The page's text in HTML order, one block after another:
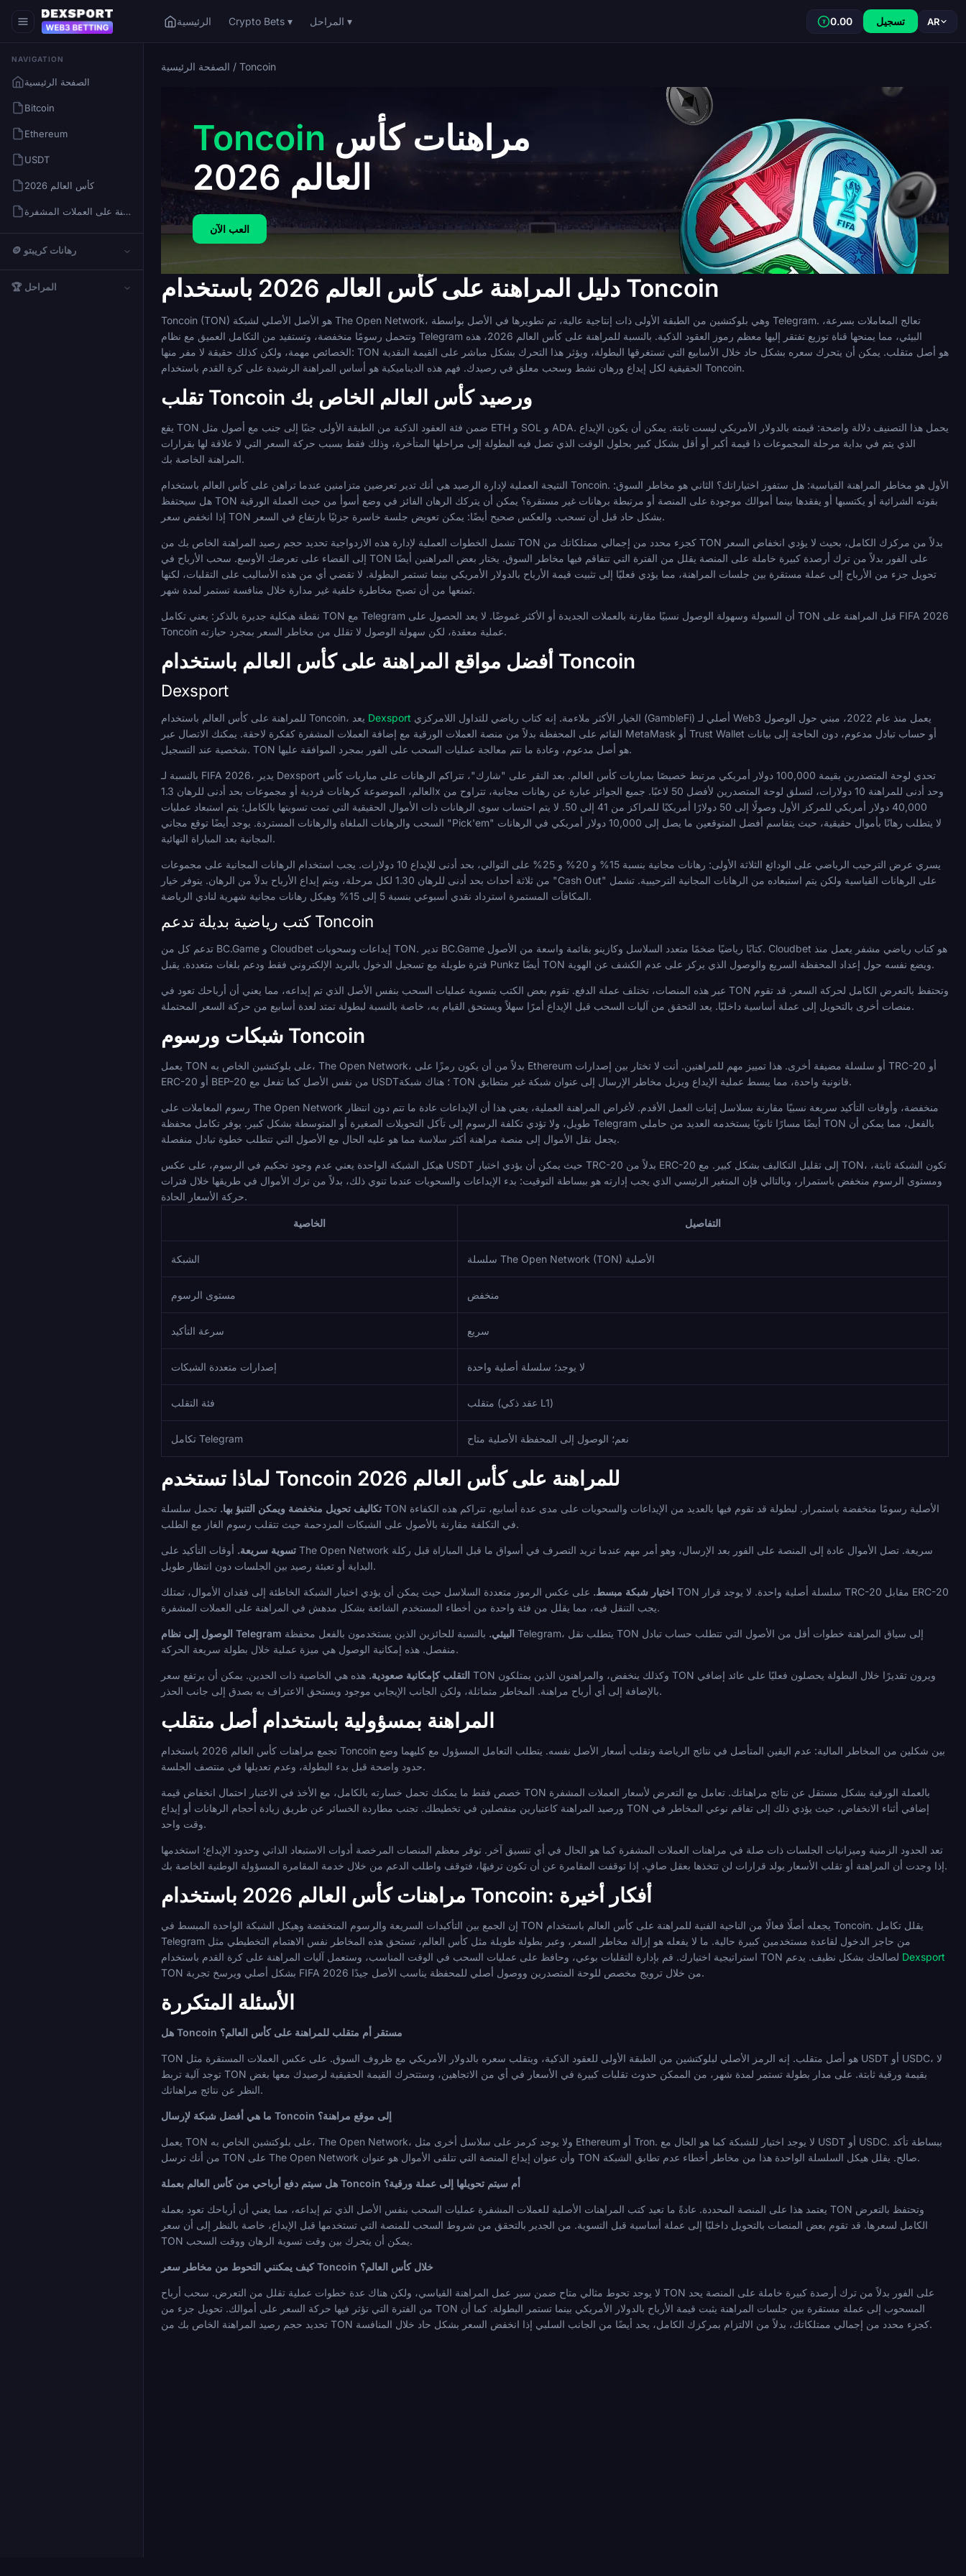
الرئيسية Crypto Bets ▾ المراحل ▾ ₮ 0.00 تسجيل AR
NAVIGATION
الصفحة الرئيسية
Bitcoin
Ethereum
USDT
كأس العالم 2026
كيفية المراهنة على العملات المشفرة
🪙 رهانات كريبتو
🏆 المراحل
الصفحة الرئيسية / Toncoin
Toncoin
العالم 2026
العب الآن
دليل المراهنة على كأس العالم 2026 باستخدام Toncoin
Toncoin (TON) هو الأصل الأصلي لشبكة The Open Network، وهي بلوكتشين من الطبقة الأولى ذات إنتاجية عالية، تم تطويرها في الأصل بواسطة Telegram. تعالج المعاملات بسرعة،
وتتحمل رسومًا منخفضة، وتستفيد من التكامل العميق مع نظام Telegram البيئي، مما يمنحها قناة توزيع تفتقر إليها معظم رموز العقود الذكية. بالنسبة للمراهنة على كأس العالم 2026، هذه
الخصائص مهمة، ولكن كذلك حقيقة لا مفر منها: TON هو أصل متقلب. يمكن أن يتحرك سعره بشكل حاد خلال الأسابيع التي تستغرقها البطولة، ويؤثر هذا التحرك بشكل مباشر على القيمة النقدية
الحقيقية لكل إيداع ورهان نشط وسحب معلق في رصيدك. فهم هذه الديناميكية هو أساس المراهنة الرشيدة على كرة القدم باستخدام Toncoin.
تقلب Toncoin ورصيد كأس العالم الخاص بك
يقع TON ضمن فئة العقود الذكية من الطبقة الأولى جنبًا إلى جنب مع أصول مثل ETH و SOL و ADA. يحمل هذا التصنيف دلالة واضحة: قيمته بالدولار الأمريكي ليست ثابتة. يمكن أن يكون الإيداع
الذي يتم في بداية مرحلة المجموعات ذا قيمة أكبر أو أقل بشكل كبير بحلول الوقت الذي تصل فيه البطولة إلى مراحلها المتأخرة، وذلك فقط بسبب حركة السعر التي لا علاقة لها بقرارات
المراهنة الخاصة بك.
النتيجة العملية لإدارة الرصيد هي أنك تدير تعرضين متزامنين عندما تراهن على كأس العالم باستخدام Toncoin. الأول هو مخاطر المراهنة القياسية: هل ستفوز اختياراتك؟ الثاني هو مخاطر السوق:
هل سيحتفظ TON بقوته الشرائية أو يكتسبها أو يفقدها بينما أموالك موجودة على المنصة أو مرتبطة برهانات غير مستقرة؟ يمكن أن يتركك الرهان الفائز في وضع أسوأ من حيث العملة الورقية
إذا انخفض سعر TON بشكل حاد قبل أن تسحب. والعكس صحيح أيضًا: يمكن تعويض جلسة خاسرة جزئيًا بارتفاع في السعر.
تشمل الخطوات العملية لإدارة هذه الازدواجية تحديد حجم رصيد المراهنة الخاص بك من TON كجزء محدد من إجمالي ممتلكاتك من TON بدلاً من مركزك الكامل، بحيث لا يؤدي انخفاض السعر
إلى القضاء على تعرضك الأوسع. سحب الأرباح في TON على الفور بدلاً من ترك أرصدة كبيرة خاملة على المنصة يقلل من الفترة التي تتفاقم فيها مخاطر السوق. يختار بعض المراهنين أيضًا
تحويل جزء من الأرباح إلى عملة مستقرة بين جلسات المراهنة، مما يؤدي فعليًا إلى تثبيت قيمة الأرباح بالدولار الأمريكي بينما تستمر البطولة. لا تقضي أي من هذه الأساليب على التقلبات، لكنها
تمنعها من أن تصبح مخاطرة خلفية غير مدارة خلال منافسة تستمر لمدة شهر.
نقطة هيكلية جديرة بالذكر: يعني تكامل TON مع Telegram أن السيولة وسهولة الوصول نسبيًا مقارنة بالعملات الجديدة أو الأكثر غموضًا. لا يعد الحصول على TON قبل المراهنة على FIFA 2026
Toncoin عملية معقدة، لكن سهولة الوصول لا تقلل من مخاطر السعر بمجرد حيازته.
أفضل مواقع المراهنة على كأس العالم باستخدام Toncoin
Dexsport
Dexsport
القائم على المحفظة بدلاً من منصة العملات الورقية مع إضافة العملات المشفرة كفكرة لاحقة. يمكنك الاتصال عبر MetaMask أو Trust Wallet أو حساب تبادل مدعوم، دون الحاجة إلى بيانات
شخصية عند التسجيل. TON هو أصل مدعوم، وعادة ما تتم معالجة عمليات السحب على الفور بمجرد الموافقة عليها.
بالنسبة لـ FIFA 2026، يدير Dexsport تحدي لوحة المتصدرين بقيمة 100,000 دولار أمريكي مرتبط خصيصًا بمباريات كأس العالم. بعد النقر على "شارك"، تتراكم الرهانات على مباريات كأس
العالم، الموضوعة كرهانات فردية أو مجموعات بحد أدنى للرهان 1.3x وحد أدنى للمراهنة 10 دولارات، لتسلق لوحة المتصدرين لأفضل 50 لاعبًا. جميع الجوائز عبارة عن رهانات مجانية، تتراوح من
40,000 دولار أمريكي للمركز الأول وصولًا إلى 50 دولارًا أمريكيًا للمراكز من 41 إلى 50. لا يتم احتساب سوى الرهانات ذات الأموال الحقيقية التي تمت تسويتها بالكامل؛ يتم استبعاد عمليات
السحب والرهانات الملغاة والرهانات المستردة. يوجد أيضًا توقع مجاني "Pick'em" لا يتطلب رهانًا بأموال حقيقية، حيث يتقاسم أفضل المتوقعين ما يصل إلى 10,000 دولار أمريكي في الرهانات
المجانية بعد المباراة النهائية.
يسري عرض الترحيب الرياضي على الودائع الثلاثة الأولى: رهانات مجانية بنسبة 15% و 20% و 25% على التوالي، بحد أدنى للإيداع 10 دولارات. يجب استخدام الرهانات المجانية على مجموعات
من ثلاثة أحداث بحد أدنى للرهان 1.30 لكل مرحلة، ويتم إيداع الأرباح بدلاً من الرهان. يتوفر خيار "Cash Out" على الرهانات القياسية ولكن يتم استبعاده من الرهانات المجانية الترحيبية. تشمل
المكافآت المستمرة استرداد نقدي أسبوعي بنسبة 5 إلى 15% وهيكل رهانات مجانية شهرية لنادي الرياضة.
كتب رياضية بديلة تدعم Toncoin
تدعم كل من BC.Game و Cloudbet إيداعات وسحوبات TON. تدير BC.Game كتابًا رياضيًا ضخمًا متعدد السلاسل وكازينو بقائمة واسعة من الأصول. Cloudbet هو كتاب رياضي مشفر يعمل منذ
فترة طويلة مع تسجيل الدخول بالبريد الإلكتروني فقط ودعم بلغات متعددة. يقبل Punkz أيضًا TON ويضع نفسه حول إعداد المحفظة السريع والوصول الذي يركز على عدم الكشف عن الهوية.
عبر هذه المنصات، تختلف عملة الدفع. تقوم بعض الكتب بتسوية عمليات السحب بنفس الأصل الذي تم إيداعه، مما يعني أن أرباحك تعود في TON وتحتفظ بالتعرض الكامل لحركة السعر. قد تقوم
منصات أخرى بالتحويل إلى عملة أساسية داخليًا. يعد التحقق من آليات السحب قبل الإيداع أمرًا سهلاً ويستحق القيام به، خاصة بالنسبة لبطولة تمتد لعدة أسابيع من حركة السعر المحتملة.
شبكات ورسوم Toncoin
يعمل TON على بلوكتشين الخاص به، The Open Network، بدلاً من أن يكون رمزًا على Ethereum أو سلسلة مضيفة أخرى. هذا تمييز مهم للمراهنين. أنت لا تختار بين إصدارات TRC-20 أو
ERC-20 أو BEP-20 من نفس الأصل كما تفعل مع USDT؛ هناك شبكة TON قانونية واحدة، مما يبسط عملية الإيداع ويزيل مخاطر الإرسال إلى عنوان شبكة غير متطابق.
رسوم المعاملات على The Open Network منخفضة، وأوقات التأكيد سريعة نسبيًا مقارنة بسلاسل إثبات العمل الأقدم. لأغراض المراهنة العملية، يعني هذا أن الإيداعات عادة ما تتم دون انتظار
طويل، ولا تؤدي تكلفة الرسوم إلى تآكل التحويلات الصغيرة أو المتوسطة بشكل كبير. يوفر تكامل محفظة Telegram أيضًا مسارًا ثانويًا يستخدمه العديد من حاملي TON بالفعل، مما يمكن أن
يجعل نقل الأموال إلى منصة مراهنة أكثر سلاسة مما هو عليه الحال مع الأصول التي تتطلب خطوة تبادل منفصلة.
هيكل الشبكة الواحدة يعني عدم وجود تحكيم في الرسوم، على عكس USDT حيث يمكن أن يؤدي اختيار TRC-20 بدلاً من ERC-20 إلى تقليل التكاليف بشكل كبير. مع TON، تكون الشبكة ثابتة،
ومستوى الرسوم منخفض باستمرار، وبالتالي فإن المتغير الرئيسي الذي يجب إدارته هو ببساطة التوقيت: بدء الإيداعات والسحوبات عندما تنوي ذلك، بدلاً من ترك الأموال في طريقها خلال فترات
حركة الأسعار الحادة.
الخاصية التفاصيل
الشبكة سلسلة The Open Network (TON) الأصلية
مستوى الرسوم منخفض
سرعة التأكيد سريع
إصدارات متعددة الشبكات لا يوجد؛ سلسلة أصلية واحدة
فئة التقلب متقلب (عقد ذكي L1)
تكامل Telegram نعم؛ الوصول إلى المحفظة الأصلية متاح
لماذا تستخدم Toncoin للمراهنة على كأس العالم 2026
تكاليف تحويل منخفضة ويمكن التنبؤ بها. تحمل سلسلة TON الأصلية رسومًا منخفضة باستمرار. لبطولة قد تقوم فيها بالعديد من الإيداعات والسحوبات على مدى عدة أسابيع، تتراكم هذه الكفاءة
في التكلفة مقارنة بالأصول على الشبكات المزدحمة حيث تتقلب رسوم الغاز مع الطلب.
تسوية سريعة. أوقات التأكيد على The Open Network سريعة. تصل الأموال عادة إلى المنصة على الفور بعد الإرسال، وهو أمر مهم عندما تريد التصرف في أسواق ما قبل المباراة قبل ركلة
البداية أو تعبئة رصيد بين الجلسات دون انتظار طويل.
اختيار شبكة مبسط. على عكس الرموز متعددة السلاسل حيث يمكن أن يؤدي اختيار الشبكة الخاطئة إلى فقدان الأموال، تمتلك TON سلسلة أصلية واحدة. لا يوجد قرار TRC-20 مقابل ERC-20
يجب التنقل فيه، مما يقلل من فئة واحدة من أخطاء المستخدم الشائعة بشكل مدهش في المراهنة على العملات المشفرة.
الوصول إلى نظام Telegram البيئي. بالنسبة للحائزين الذين يستخدمون بالفعل محفظة Telegram، يتطلب نقل TON إلى سياق المراهنة خطوات أقل من الأصول التي تتطلب حساب تبادل
منفصل. هذه إمكانية الوصول هي ميزة عملية خلال بطولة سريعة الحركة.
التقلب كإمكانية صعودية. هذه هي الخاصية ذات الحدين. يمكن أن يرتفع سعر TON وكذلك ينخفض، والمراهنون الذين يمتلكون TON ويرون تقديرًا خلال البطولة يحصلون فعليًا على عائد إضافي
بالإضافة إلى أي أرباح مراهنة. المخاطر متماثلة، ولكن الجانب الإيجابي موجود ويستحق الاعتراف به بصدق إلى جانب الحذر.
المراهنة بمسؤولية باستخدام أصل متقلب
تجمع مراهنات كأس العالم 2026 باستخدام Toncoin بين شكلين من المخاطر المالية: عدم اليقين المتأصل في نتائج الرياضة وتقلب أسعار الأصل نفسه. يتطلب التعامل المسؤول مع كليهما وضع
حدود واضحة قبل بدء البطولة، وعدم تعديلها في منتصف الجلسة.
خصص فقط ما يمكنك تحمل خسارته بالكامل، مع الأخذ في الاعتبار احتمال انخفاض قيمة TON بالعملة الورقية بشكل مستقل عن نتائج مراهناتك. تعامل مع التعرض لأسعار العملات المشفرة
ورصيد المراهنة كاعتبارين منفصلين في تخطيطك. تجنب مطاردة الخسائر عن طريق زيادة أحجام الرهانات أو إيداع TON إضافي أثناء الانخفاض، حيث يؤدي ذلك إلى تفاقم نوعي المخاطر في
وقت واحد.
تعد الحدود الزمنية وميزانيات الجلسات ذات صلة في مراهنات العملات المشفرة كما هو الحال في أي تنسيق آخر. توفر معظم المنصات المرخصة أدوات الاستبعاد الذاتي وحدود الإيداع؛ استخدمها
إذا وجدت أن المراهنة أو تقلب الأسعار يولد قرارات لن تتخذها بعقل صافٍ. إذا توقفت المقامرة عن أن تكون ترفيهًا، فتوقف واطلب الدعم من خلال خدمة المقامرة المسؤولة الوطنية الخاصة بك.
مراهنات كأس العالم 2026 باستخدام Toncoin: أفكار أخيرة
إن الجمع بين التأكيدات السريعة والرسوم المنخفضة وهيكل الشبكة الواحدة المبسط في TON يجعله أصلًا فعالًا من الناحية الفنية للمراهنة على كأس العالم باستخدام Toncoin. يقلل تكامل
Telegram من حاجز الدخول لقاعدة مستخدمين كبيرة حالية. ما لا يفعله هو إزالة مخاطر السعر، وعبر بطولة طويلة مثل كأس العالم، تستحق هذه المخاطر نفس الاهتمام التخطيطي مثل
Dexsport
TON بشكل أصلي ويرسخ تجربة FIFA 2026 من خلال ترويج مخصص للوحة المتصدرين ووصول أصلي للمحفظة يناسب الأصل جيدًا.
الأسئلة المتكررة
هل Toncoin مستقر أم متقلب للمراهنة على كأس العالم؟
TON هو أصل متقلب. إنه الرمز الأصلي لبلوكتشين من الطبقة الأولى للعقود الذكية، ويتقلب سعره بالدولار الأمريكي مع ظروف السوق. على عكس العملات المستقرة مثل USDT أو USDC، لا
توجد آلية تربط TON بقيمة ورقية ثابتة. على مدار بطولة تستمر لمدة شهر، من الممكن حدوث تقلبات كبيرة في الأسعار في أي من الاتجاهين، وستتحرك القيمة الحقيقية لرصيدك معها بغض
النظر عن نتائج مراهناتك.
ما هي أفضل شبكة لإرسال Toncoin إلى موقع مراهنة؟
يعمل TON على بلوكتشين الخاص به، The Open Network، ولا يوجد كرمز على سلاسل أخرى مثل Ethereum أو Tron. لا يوجد اختيار للشبكة كما هو الحال مع USDT أو USDC. ببساطة تأكد
من أنك ترسل TON على The Open Network وأن عنوان إيداع المنصة التي تتلقى الأموال هو عنوان TON صالح. يقلل هيكل السلسلة الواحدة هذا من مخاطر أخطاء عدم تطابق الشبكة.
هل سيتم دفع أرباحي من كأس العالم بعملة Toncoin أم سيتم تحويلها إلى عملة ورقية؟
يعتمد هذا على المنصة المحددة. عادةً ما تعيد كتب المراهنات الأصلية للعملات المشفرة عمليات السحب بنفس الأصل الذي تم إيداعه، مما يعني أن أرباحك تعود بعملة TON وتحتفظ بالتعرض
الكامل لسعرها. قد تقوم بعض المنصات بالتحويل داخليًا إلى عملة أساسية قبل التسوية. من الجدير بالتحقق من شروط السحب للمنصة التي تستخدمها قبل الإيداع، خاصة بالنظر إلى أن سعر
TON يمكن أن يتحرك بين وقت تسوية الرهان ووقت السحب.
كيف يمكنني التحوط من مخاطر سعر Toncoin خلال كأس العالم؟
لا يوجد تحوط مثالي متاح ضمن سير عمل المراهنة القياسي، ولكن هناك عدة خطوات عملية تقلل من التعرض. سحب أرباح TON على الفور بدلاً من ترك أرصدة كبيرة خاملة على المنصة يحد
من الفترة التي تؤثر فيها حركة السعر على أموالك. تحويل جزء من TON المسحوب إلى عملة مستقرة بين جلسات المراهنة يثبت قيمة الأرباح بالدولار الأمريكي بينما تستمر البطولة. كما أن
تحديد حجم رصيد المراهنة الخاص بك من TON كجزء محدد من إجمالي ممتلكاتك، بدلاً من الالتزام بمركزك الكامل، يحد أيضًا من الجانب السلبي إذا انخفض السعر بشكل حاد خلال المنافسة.